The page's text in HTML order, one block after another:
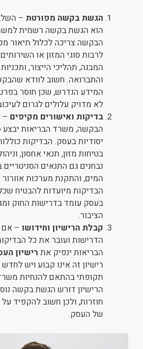
הגשת בקשה מפורטת –
הוא הגשת בקשה רשמית
הבקשה צריכה לכלול תיאור
לרבות סוגי המזון או
המבנה, תהליכי הייצור,
והתברואה. חשוב לוודא
המידע הנדרש, שכן חוסר
לא מדויק עלולים לגרום
בדיקות ואישורים מקיפים –
הבקשה, משרד הבריאות יבצע
יסודיות בעסק. הבדיקות
בטיחות מזון, תנאי אחסון,
נבחנים גם התנאים
המים, והתקנת מערכות אוורור
הבדיקות מיועדות להבטיח
בעסק עומד בדרישות החוק
הציבור.
קבלת הרישיון וחידושו – אם
הדרישות ועובר את כל
הבריאות ינפיק את רישיון
רישיון זה אינו קבוע ויש
תקופתי בהתאם להנחיות
הרישיון דורש הגשת בקשה
חוזרות, ולכן חשוב להקפיד על
של העסק.